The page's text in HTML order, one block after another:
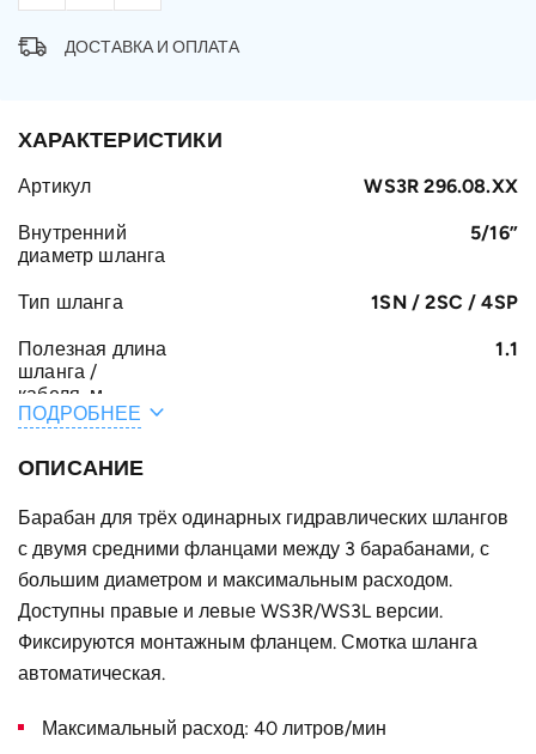
ДОСТАВКА И ОПЛАТА
ХАРАКТЕРИСТИКИ
Артикул WS3R 296.08.XX
Внутренний
диаметр шланга
5/16”
Тип шланга 1SN / 2SC / 4SP
Полезная длина
шланга /
кабеля, м
1.1
шланга /
A, мм
F, мм
E, мм
B, мм
Конструктивное
для трёх одинарных шлангов
ПОДРОБНЕЕ
ОПИСАНИЕ
Барабан для трёх одинарных гидравлических шлангов
с двумя средними фланцами между 3 барабанами, с
большим диаметром и максимальным расходом.
Доступны правые и левые WS3R/WS3L версии.
Фиксируются монтажным фланцем. Смотка шланга
автоматическая.
Максимальный расход: 40 литров/мин